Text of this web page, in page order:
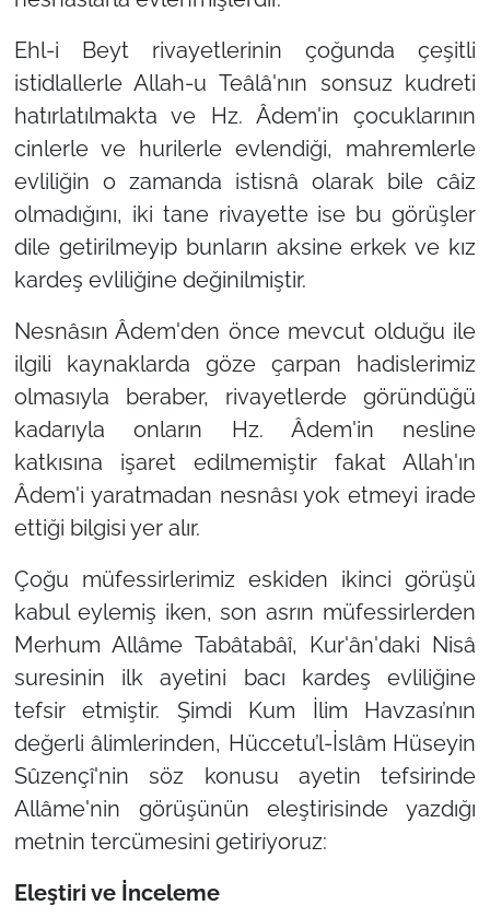
Ehl-i Beyt rivayetlerinin çoğunda çeşitli
istidlallerle Allah-u Teâlâ'nın sonsuz kudreti
hatırlatılmakta ve Hz. Âdem'in çocuklarının
cinlerle ve hurilerle evlendiği, mahremlerle
evliliğin o zamanda istisnâ olarak bile câiz
olmadığını, iki tane rivayette ise bu görüşler
dile getirilmeyip bunların aksine erkek ve kız
kardeş evliliğine değinilmiştir.
Nesnâsın Âdem'den önce mevcut olduğu ile
ilgili kaynaklarda göze çarpan hadislerimiz
olmasıyla beraber, rivayetlerde göründüğü
kadarıyla onların Hz. Âdem'in nesline
katkısına işaret edilmemiştir fakat Allah'ın
Âdem'i yaratmadan nesnâsı yok etmeyi irade
ettiği bilgisi yer alır.
Çoğu müfessirlerimiz eskiden ikinci görüşü
kabul eylemiş iken, son asrın müfessirlerden
Merhum Allâme Tabâtabâî, Kur'ân'daki Nisâ
suresinin ilk ayetini bacı kardeş evliliğine
tefsir etmiştir. Şimdi Kum İlim Havzası’nın
değerli âlimlerinden, Hüccetu’l-İslâm Hüseyin
Sûzençî'nin söz konusu ayetin tefsirinde
Allâme'nin görüşünün eleştirisinde yazdığı
metnin tercümesini getiriyoruz:
Eleştiri ve İnceleme